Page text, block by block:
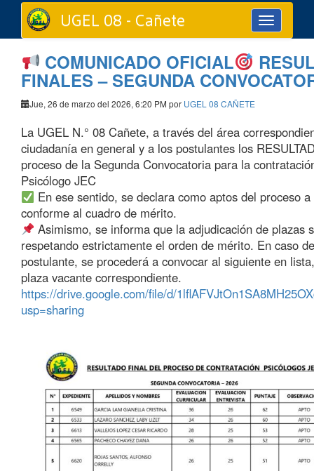
Toggle
navigation
UGEL 08 - Cañete
COMUNICADO OFICIAL
FINALES – SEGUNDA
Jue, 26 de marzo del 2026, 6:20 PM por UGEL 08 CAÑETE
La UGEL N.° 08 Cañete, a través del área
ciudadanía en general y a los postulantes los
proceso de la Segunda Convocatoria para la
Psicólogo JEC
En ese sentido, se declara como aptos del proceso
conforme al cuadro de mérito.
Asimismo, se informa que la adjudicación de plazas
respetando estrictamente el orden de mérito. En caso
postulante, se procederá a convocar al siguiente en
plaza vacante correspondiente.
https://drive.google.com/file/d/
usp=sharing